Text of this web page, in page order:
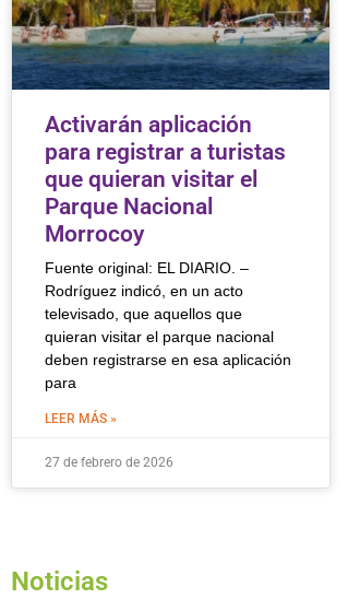
Activarán aplicación
para registrar a turistas
que quieran visitar el
Parque Nacional
Morrocoy
Fuente original: EL DIARIO. –
Rodríguez indicó, en un acto
televisado, que aquellos que
quieran visitar el parque nacional
deben registrarse en esa aplicación
para
LEER MÁS »
27 de febrero de 2026
Noticias